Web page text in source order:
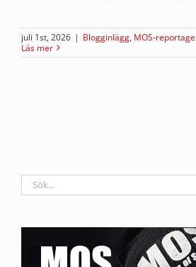
juli 1st, 2026 | Blogginlägg, MOS-reportage
Läs mer
Sök
efter: